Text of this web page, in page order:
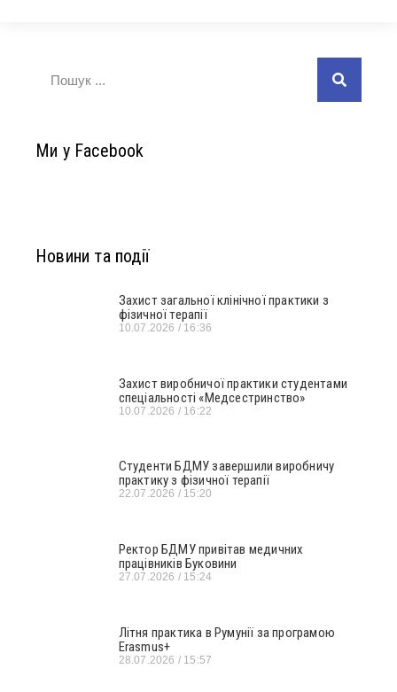
Ми у Facebook
Новини та події
Захист загальної клінічної практики з
фізичної терапії
10.07.2026 16:36
Захист виробничої практики студентами
спеціальності «Медсестринство»
10.07.2026 16:22
Студенти БДМУ завершили виробничу
практику з фізичної терапії
22.07.2026 15:20
Ректор БДМУ привітав медичних
працівників Буковини
27.07.2026 15:24
Літня практика в Румунії за програмою
Erasmus+
28.07.2026 15:57